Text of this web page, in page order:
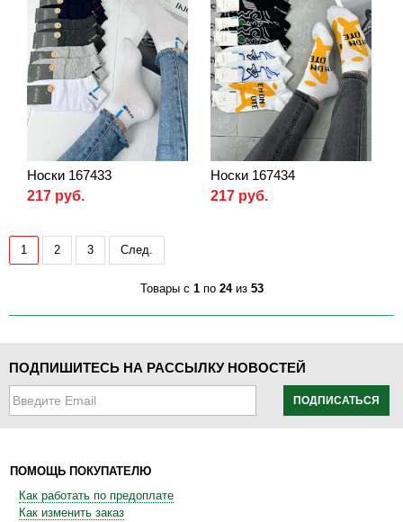
Носки 167433
217 руб.
Носки 167434
217 руб.
1 2 3 След.
Товары с 1по 24из 53
ПОДПИШИТЕСЬ НА РАССЫЛКУ НОВОСТЕЙ
ПОДПИСАТЬСЯ
ПОМОЩЬ ПОКУПАТЕЛЮ
Как работать по предоплате
Как изменить заказ